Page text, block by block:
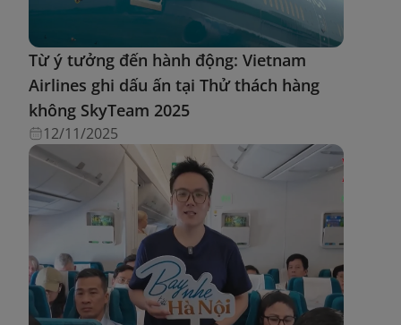
Từ ý tưởng đến hành động: Vietnam
Airlines ghi dấu ấn tại Thử thách hàng
không SkyTeam 2025
12/11/2025